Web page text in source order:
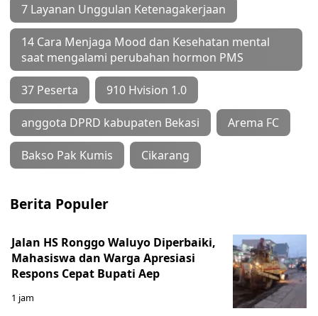
7 Layanan Unggulan Ketenagakerjaan
14 Cara Menjaga Mood dan Kesehatan mental
saat mengalami perubahan hormon PMS
37 Peserta 910 Hvision 1.0
anggota DPRD kabupaten Bekasi Arema FC
Bakso Pak Kumis Cikarang
Berita Populer
Jalan HS Ronggo Waluyo Diperbaiki,
Mahasiswa dan Warga Apresiasi
Respons Cepat Bupati Aep
1 jam